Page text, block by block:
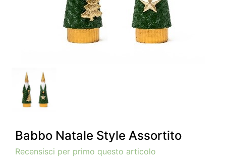
Babbo Natale Style Assortito
Recensisci per primo questo articolo